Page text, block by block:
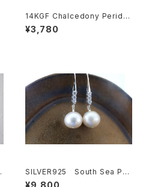
14KGF Chalcedony Peridot
earrings[kgf5575]
¥3,780
SILVER925 South Sea Pe
arl pierce[kgf3353]
¥9,800